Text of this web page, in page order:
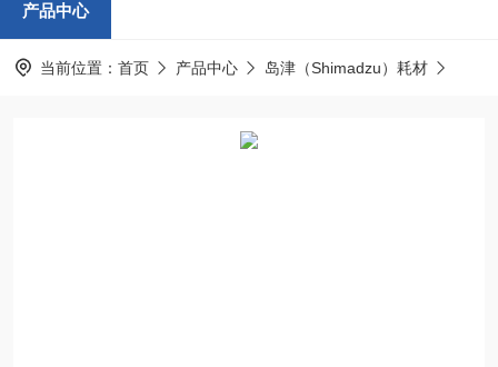
产品中心
当前位置： 首页 产品中心 岛津（Shimadzu）耗材